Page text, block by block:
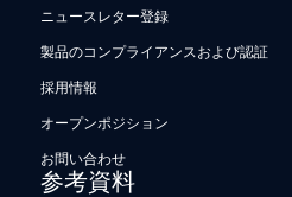
ニュースレター登録
製品のコンプライアンスおよび認証
採用情報
オープンポジション
お問い合わせ
参考資料